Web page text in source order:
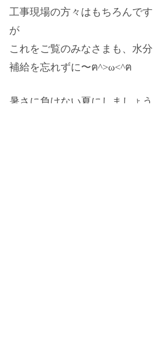
工事現場の方々はもちろんです
が
これをご覧のみなさまも、水分
補給を忘れずに〜ฅ^>ω<^ฅ
暑さに負けない夏にしましょう